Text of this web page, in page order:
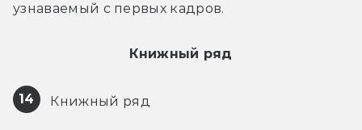
узнаваемый с первых кадров.
Книжный ряд
14 Книжный ряд